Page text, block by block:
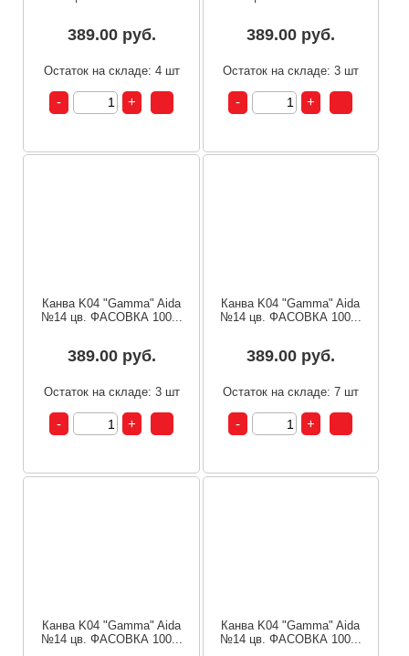
389.00 руб.
Остаток на складе: 4 шт
389.00 руб.
Остаток на складе: 3 шт
Канва K04 "Gamma" Aida
№14 цв. ФАСОВКА 100...
389.00 руб.
Остаток на складе: 3 шт
Канва K04 "Gamma" Aida
№14 цв. ФАСОВКА 100...
389.00 руб.
Остаток на складе: 7 шт
Канва K04 "Gamma" Aida
№14 цв. ФАСОВКА 100...
Канва K04 "Gamma" Aida
№14 цв. ФАСОВКА 100...